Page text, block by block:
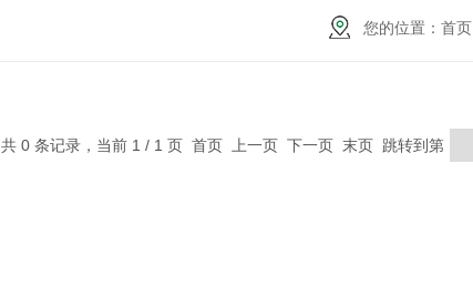
您的位置： 首页
共 0 条记录，当前 1 / 1 页 首页 上一页 下一页 末页 跳转到第